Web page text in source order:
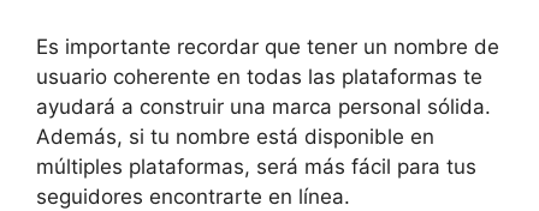
Es importante recordar que tener un nombre de
usuario coherente en todas las plataformas te
ayudará a construir una marca personal sólida.
Además, si tu nombre está disponible en
múltiples plataformas, será más fácil para tus
seguidores encontrarte en línea.